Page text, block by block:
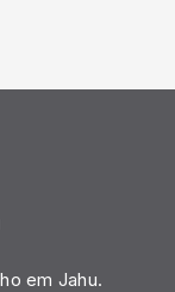
em Jahu.